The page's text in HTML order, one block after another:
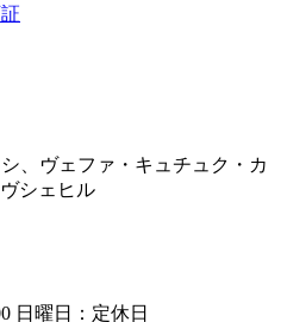
、ヴェファ・キュチュク・カ
シェヒル
日曜日：定休日